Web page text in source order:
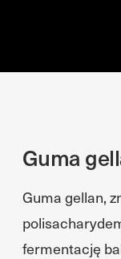
Guma
Guma gellan,
fermentację